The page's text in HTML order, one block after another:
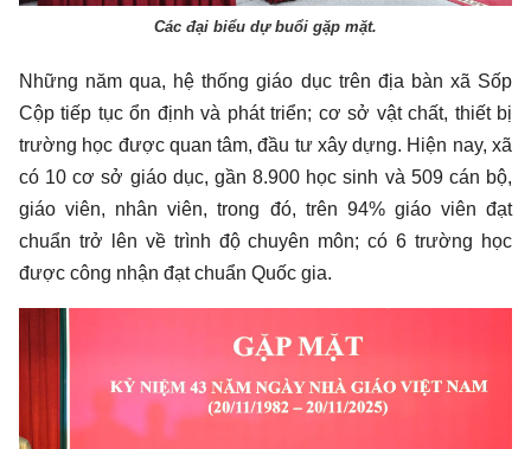
Các đại biểu dự buổi gặp mặt.
Những năm qua, hệ thống giáo dục trên địa bàn xã Sốp
Cộp tiếp tục ổn định và phát triển; cơ sở vật chất, thiết bị
trường học được quan tâm, đầu tư xây dựng. Hiện nay, xã
có 10 cơ sở giáo dục, gần 8.900 học sinh và 509 cán bộ,
giáo viên, nhân viên, trong đó, trên 94% giáo viên đạt
chuẩn trở lên về trình độ chuyên môn; có 6 trường học
được công nhận đạt chuẩn Quốc gia.